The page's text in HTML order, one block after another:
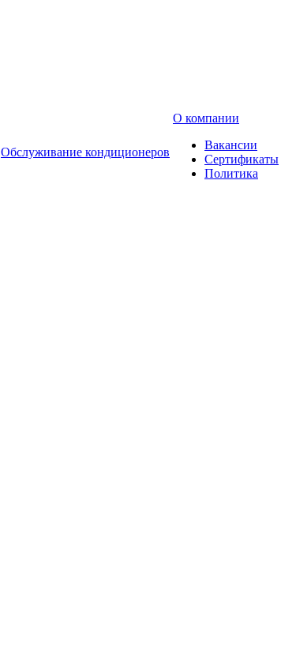
Обслуживание кондиционеров
О компании
Вакансии
Сертификаты
Политика